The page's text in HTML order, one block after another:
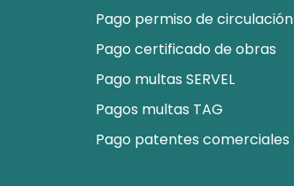
Pago permiso de circulación
Pago certificado de obras
Pago multas SERVEL
Pagos multas TAG
Pago patentes comerciales